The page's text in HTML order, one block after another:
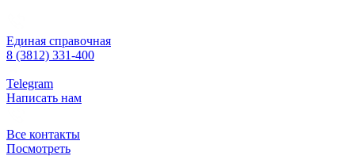
Единая справочная
8 (3812) 331-400
Telegram
Написать нам
Все контакты
Посмотреть